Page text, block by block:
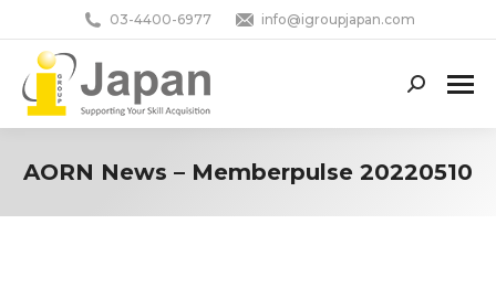
03-4400-6977 info@igroupjapan.com
Search:
AORN News – Memberpulse 20220510